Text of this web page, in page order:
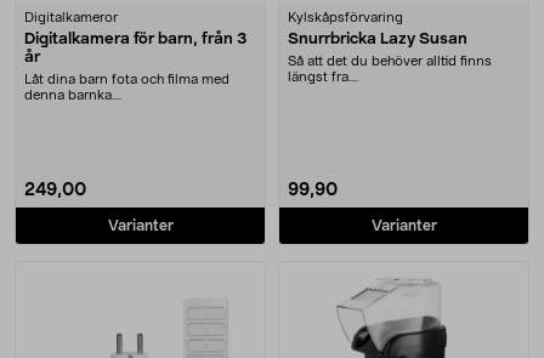
Digitalkameror
Digitalkamera för barn, från 3
år
Låt dina barn fota och filma med
denna barnka....
249,00
Varianter
Kylskåpsförvaring
Snurrbricka Lazy Susan
Så att det du behöver alltid finns
längst fra....
99,90
Varianter